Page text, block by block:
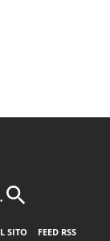
SITO
FEED RSS